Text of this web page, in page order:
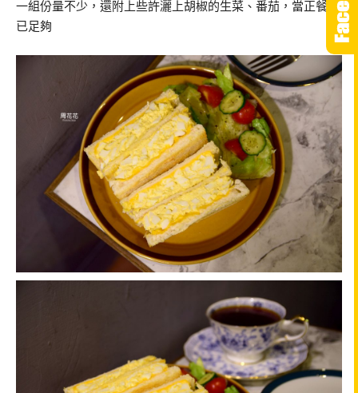
一組份量不少，還附上些許灑上胡椒的生菜、番茄，當正餐吃
已足夠